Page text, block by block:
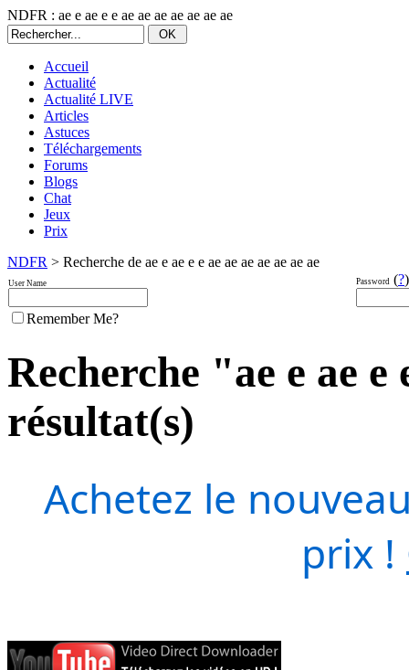
NDFR : ae e ae e e ae ae ae ae ae ae ae
Accueil
Actualité
Actualité LIVE
Articles
Astuces
Téléchargements
Forums
Blogs
Chat
Jeux
Prix
NDFR > Recherche de ae e ae e e ae ae ae ae ae ae ae
User Name Password (?)
Remember Me?
Recherche "ae e ae e
résultat(s)
Achetez le
prix !